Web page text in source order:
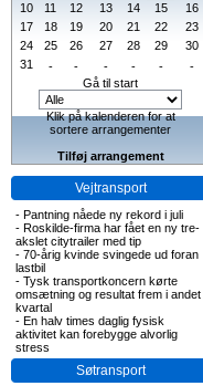
10
11 12 13 14 15
16
17
18 19 20 21 22
23
24
25 26 27 28 29
30
31
- - - - -
-
Gå til start
Klik på kalenderen for at
sortere arrangementer
Tilføj arrangement
Vejtransport
- Pantning nåede ny rekord i juli
- Roskilde-firma har fået en ny tre-
akslet citytrailer med tip
- 70-årig kvinde svingede ud foran
lastbil
- Tysk transportkoncern kørte
omsætning og resultat frem i andet
kvartal
- En halv times daglig fysisk
aktivitet kan forebygge alvorlig
stress
Søtransport